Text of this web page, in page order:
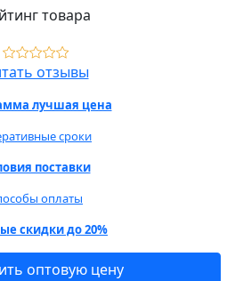
товара
отзывы
лучшая цена
сроки
поставки
оплаты
скидки до 20%
оптовую цену